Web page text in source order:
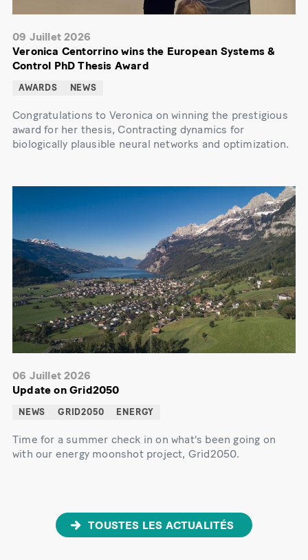
09 Juillet 2026
Veronica Centorrino wins the European Systems &
Control PhD Thesis Award
AWARDS NEWS
Congratulations to Veronica on winning the prestigious
award for her thesis, Contracting dynamics for
biologically plausible neural networks and optimization.
06 Juillet 2026
Update on Grid2050
NEWS GRID2050 ENERGY
Time for a summer check in on what's been going on
with our energy moonshot project, Grid2050.
TOUSTES LES ACTUALITÉS